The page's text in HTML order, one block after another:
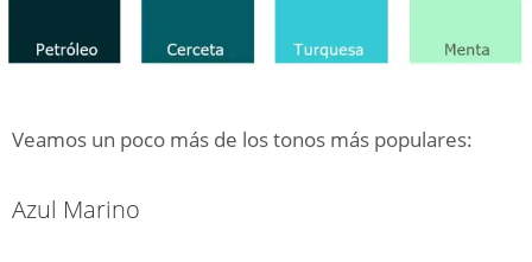
Veamos un poco más de los tonos más populares:
Azul Marino